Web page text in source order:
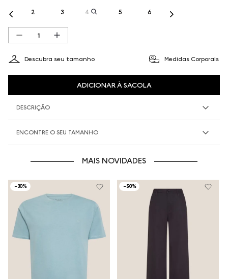
2 3 4 5 6
Descubra seu tamanho Medidas Corporais
ADICIONAR À SACOLA
DESCRIÇÃO
ENCONTRE O SEU TAMANHO
MAIS NOVIDADES
-30% -50%